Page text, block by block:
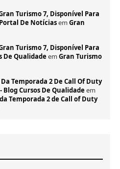
Turismo 7, Disponível Para
Portal De Notíciasem Gran
Turismo 7, Disponível Para
De Qualidade em Gran Turismo
Temporada 2 De Call Of Duty
Blog Cursos De Qualidade em
Temporada 2 de Call of Duty